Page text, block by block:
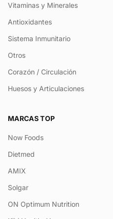
Vitaminas y Minerales
Antioxidantes
Sistema Inmunitario
Otros
Corazón / Circulación
Huesos y Articulaciones
MARCAS TOP
Now Foods
Dietmed
AMIX
Solgar
ON Optimum Nutrition